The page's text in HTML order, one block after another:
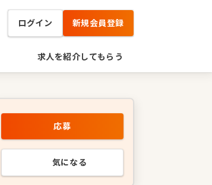
ログイン 新規会員登録
求人を紹介してもらう
応募
気になる